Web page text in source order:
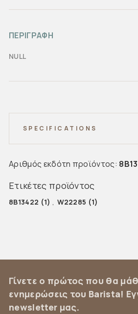
ΠΕΡΙΓΡΑΦΗ
NULL
SPECIFICATIONS
Αριθμός εκδότη προϊόντος:
Ετικέτες προϊόντος
8B13422 (1) , W22285 (1)
Γίνετε ο πρώτος που θα
ενημερώσεις του Barista!
newsletter μας.